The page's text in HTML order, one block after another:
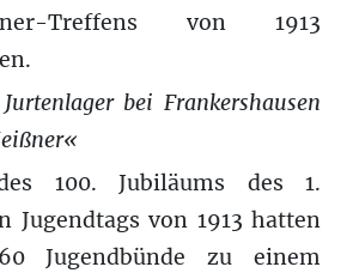
Treffens von 1913
bei Frankershausen
100. Jubiläums des 1.
Jugendtags von 1913 hatten
Jugendbünde zu einem